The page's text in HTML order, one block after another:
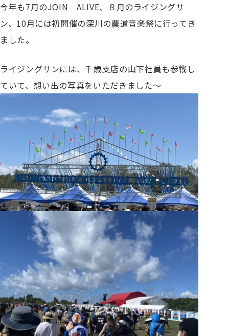
今年も7月のJOIN ALIVE、８月のライジングサ
ン、10月には初開催の深川の農道音楽祭に行ってき
ました。
ライジングサンには、千歳支店の山下社員も参戦し
ていて、想い出の写真をいただきました～